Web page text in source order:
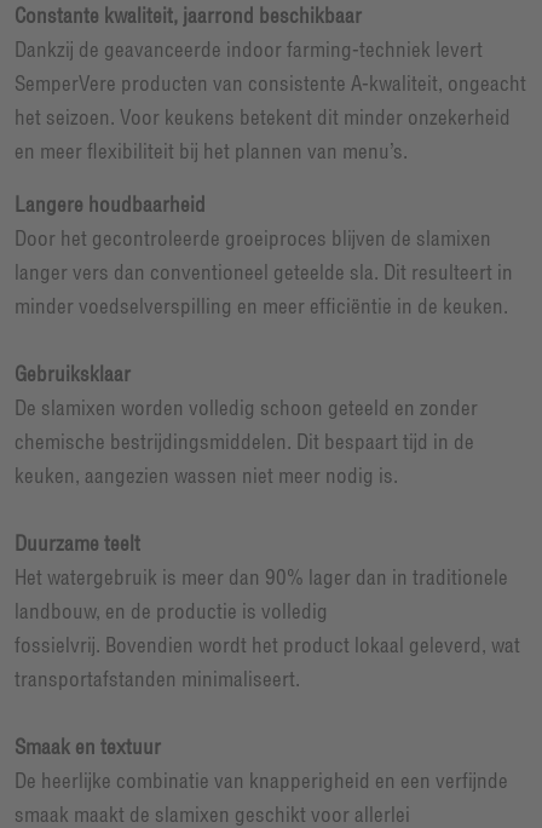
Constante kwaliteit, jaarrond beschikbaar
Dankzij de geavanceerde indoor farming-techniek levert
SemperVere producten van consistente A-kwaliteit, ongeacht
het seizoen. Voor keukens betekent dit minder onzekerheid
en meer flexibiliteit bij het plannen van menu’s.
Langere houdbaarheid
Door het gecontroleerde groeiproces blijven de slamixen
langer vers dan conventioneel geteelde sla. Dit resulteert in
minder voedselverspilling en meer efficiëntie in de keuken.
Gebruiksklaar
De slamixen worden volledig schoon geteeld en zonder
chemische bestrijdingsmiddelen. Dit bespaart tijd in de
keuken, aangezien wassen niet meer nodig is.
Duurzame teelt
Het watergebruik is meer dan 90% lager dan in traditionele
landbouw, en de productie is volledig
fossielvrij. Bovendien wordt het product lokaal geleverd, wat
transportafstanden minimaliseert.
Smaak en textuur
De heerlijke combinatie van knapperigheid en een verfijnde
smaak maakt de slamixen geschikt voor allerlei